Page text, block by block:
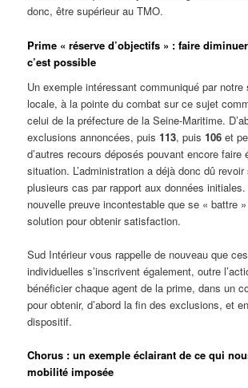
donc, être supérieur au TMO.
Prime « réserve d’objectifs » : faire
c’est possible
Un exemple intéressant communiqué par
locale, à la pointe du combat sur ce sujet
celui de la préfecture de la Seine-Maritime.
exclusions annoncées, puis113, puis106 et
d’autres recours déposés pouvant encore faire
situation. L’administration a déjà donc dû
plusieurs cas par rapport aux données initiales.
nouvelle preuve incontestable que se « battre
solution pour obtenir satisfaction.
Sud Intérieur vous rappelle de nouveau que
individuelles s’inscrivent également, outre
bénéficier chaque agent de la prime, dans un
pour obtenir, d’abord la fin des exclusions, et
dispositif.
Chorus : un exemple éclairant de ce qui
mobilité imposée